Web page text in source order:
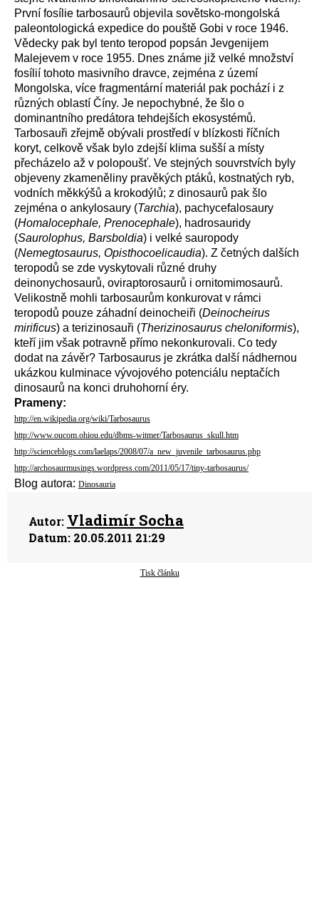
První fosílie tarbosaurů objevila sovětsko-mongolská
paleontologická expedice do pouště Gobi v roce 1946.
Vědecky pak byl tento teropod popsán Jevgenijem
Malejevem v roce 1955. Dnes známe již velké množství
fosílií tohoto masivního dravce, zejména z území
Mongolska, více fragmentární materiál pak pochází i z
různých oblastí Číny. Je nepochybné, že šlo o
dominantního predátora tehdejších ekosystémů.
Tarbosauři zřejmě obývali prostředí v blízkosti říčních
koryt, celkově však bylo zdejší klima sušší a místy
přecházelo až v polopoušť. Ve stejných souvrstvích byly
objeveny zkameněliny pravěkých ptáků, kostnatých ryb,
vodních měkkýšů a krokodýlů; z dinosaurů pak šlo
zejména o ankylosaury (Tarchia), pachycefalosaury
(Homalocephale, Prenocephale), hadrosauridy
(Saurolophus, Barsboldia) i velké sauropody
(Nemegtosaurus, Opisthocoelicaudia). Z četných dalších
teropodů se zde vyskytovali různé druhy
deinonychosaurů, oviraptorosaurů i ornitomimosaurů.
Velikostně mohli tarbosaurům konkurovat v rámci
teropodů pouze záhadní deinocheiři (Deinocheirus
mirificus) a terizinosauři (Therizinosaurus cheloniformis),
kteří jim však potravně přímo nekonkurovali. Co tedy
dodat na závěr? Tarbosaurus je zkrátka další nádhernou
ukázkou kulminace vývojového potenciálu neptačích
dinosaurů na konci druhohorní éry.
Prameny:
http://en.wikipedia.org/wiki/Tarbosaurus
http://www.oucom.ohiou.edu/dbms-witmer/Tarbosaurus_skull.htm
http://scienceblogs.com/laelaps/2008/07/a_new_juvenile_tarbosaurus.php
http://archosaurmusings.wordpress.com/2011/05/17/tiny-tarbosaurus/
Blog autora: Dinosauria
Autor: Vladimír Socha
Datum: 20.05.2011 21:29
Tisk článku